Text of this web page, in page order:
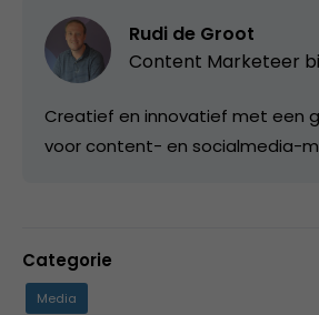
Rudi de Groot
Content Marketeer
Creatief en innovatief met een
voor content- en socialmedia-
Categorie
Media